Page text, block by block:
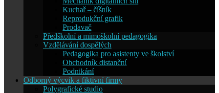
Kuchař – číšník
Reprodukční grafik
Prodavač
Předškolní a mimoškolní pedagogika
Vzdělávání dospělých
Pedagogika pro asistenty ve školství
Obchodník distanční
Podnikání
Odborný výcvik a fiktivní firmy
Polygrafické studio